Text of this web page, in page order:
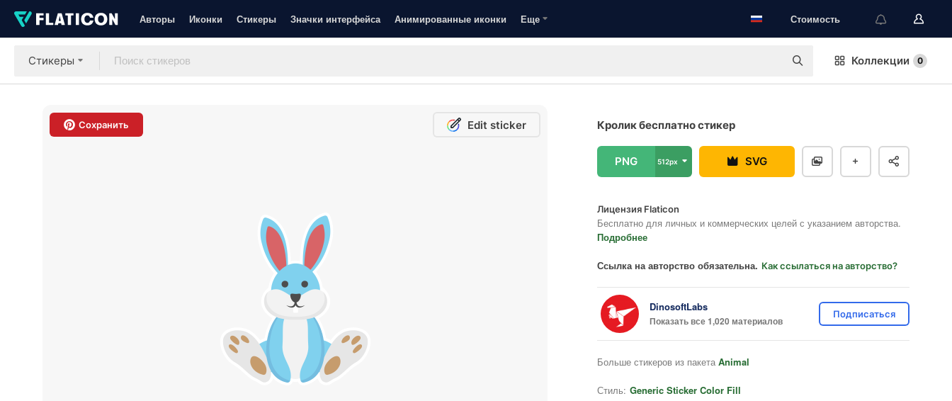
Авторы Иконки Стикеры Значки интерфейса Анимированные иконки Еще Стоимость
Стикеры Коллекции 0
Сохранить Edit sticker Кролик бесплатно стикер
PNG 512px SVG
Лицензия Flaticon
Бесплатно для личных и коммерческих целей с указанием авторства.
Подробнее
Ссылка на авторство обязательна. Как ссылаться на авторство?
DinosoftLabs
Показать все 1,020 материалов
Подписаться
Больше стикеров из пакета Animal
Стиль: Generic Sticker Color Fill